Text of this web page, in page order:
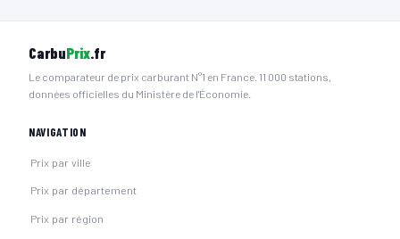
CarbuPrix.fr
Le comparateur de prix carburant N°1 en France. 11 000 stations,
données officielles du Ministère de l'Économie.
NAVIGATION
Prix par ville
Prix par département
Prix par région